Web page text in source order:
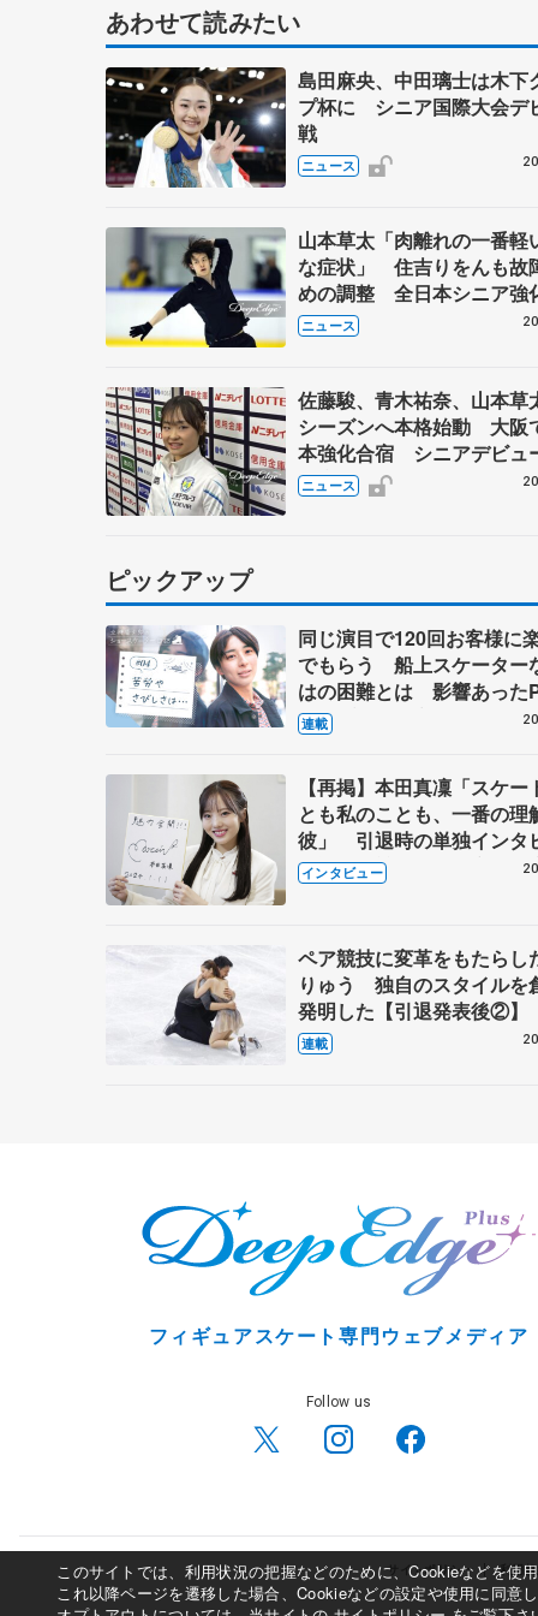
あわせて読みたい
島田麻央、中田璃士は木下
プ杯に シニア国際大会デ
戦
ニュース
山本草太「肉離れの一番軽
な症状」 住吉りをんも故
めの調整 全日本シニア強
ニュース
佐藤駿、青木祐奈、山本草
シーズンへ本格始動 大阪
本強化合宿 シニアデビュ
田麻央らも
ニュース
ピックアップ
同じ演目で120回お客様に
でもらう 船上スケーター
はの困難とは 影響あった
キャプテン松永さんの存在
連載
【再掲】本田真凜「スケー
とも私のことも、一番の理
彼」 引退時の単独インタ
で語った競技人生や家族、
これからの夢…
インタビュー
ペア競技に変革をもたらし
りゅう 独自のスタイルを
発明した【引退発表後②】
連載
フィギュアスケート専門ウェブメディア
Follow us
サイトポリシー 利用
このサイトでは、利用状況の把握などのために、Cookieなどを使
これ以降ページを遷移した場合、Cookieなどの設定や使用に同意